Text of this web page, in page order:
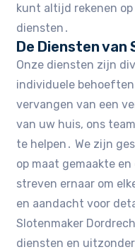
kunt altijd rekenen
diensten․
De Diensten
Onze diensten zijn
individuele
vervangen van een
van uw huis, ons
te helpen․ We zijn
op maat gemaakte
streven ernaar om
en aandacht voor
Slotenmaker
diensten en